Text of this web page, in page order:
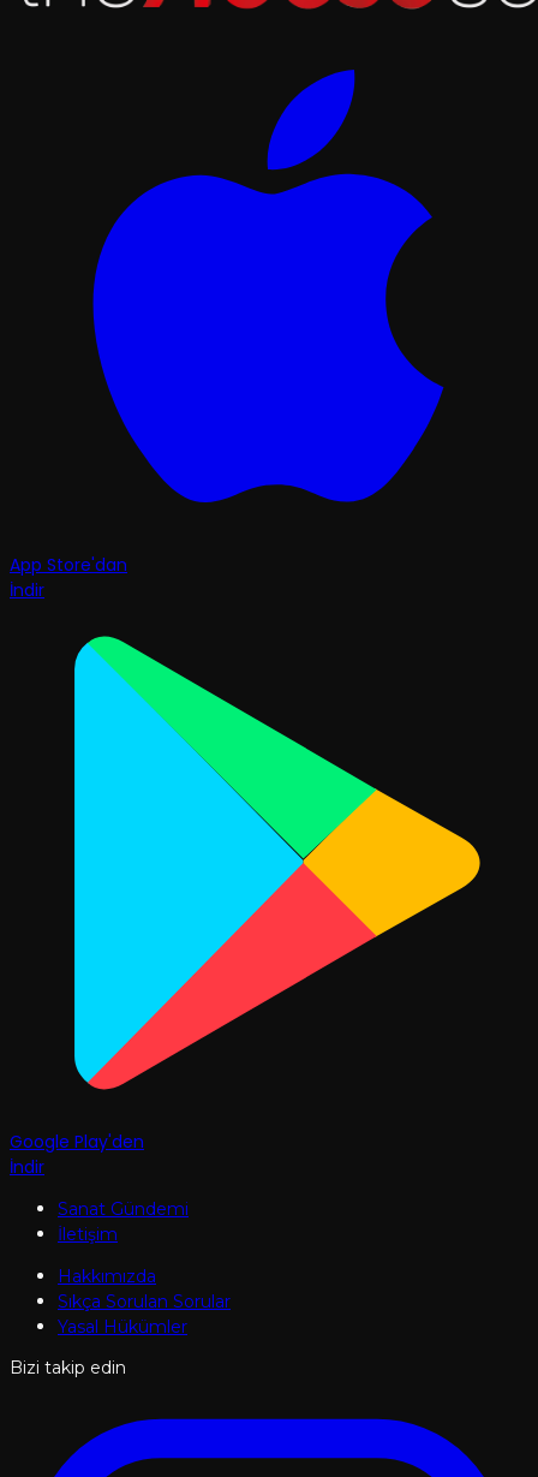
App Store'dan
İndir
Google Play'den
İndir
Sanat Gündemi
İletişim
Hakkımızda
Sıkça Sorulan Sorular
Yasal Hükümler
Bizi takip edin